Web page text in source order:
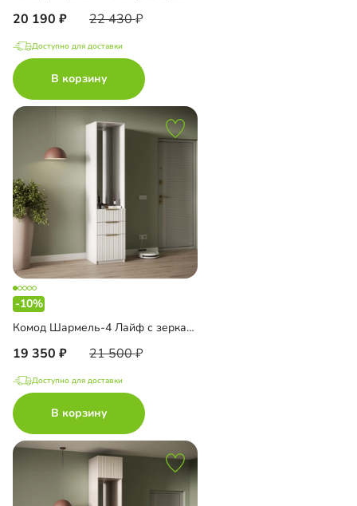
20 190 22 430
Доступно для доставки
В корзину
-10%
Комод Шармель-4 Лайф с зеркалом
19 350 21 500
Доступно для доставки
В корзину